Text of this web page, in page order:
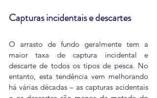
Capturas incidentais e descartes
O arrasto de fundo geralmente tem a
maior taxa de captura incidental e
descarte de todos os tipos de pesca. No
entanto, esta tendência vem melhorando
há várias décadas – as capturas acidentais